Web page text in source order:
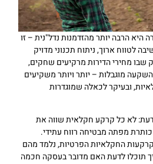
הרבה יותר מהזדמנות נדל"נית – זו
ארוך, ניתוח תכנוני מדויק
שבו מחירי הדירות מרקיעים שחקים,
מוגבלות – יותר ויותר משקיעים
ובעיקר לכאלה שמוגדרות
לא כל קרקע חקלאית שווה את
מפתה מבטיחה רווח עתידי.
החקלאיות הפרטיות, נלמד מהם
תוכלו לדעת האם מדובר בעסקה חכמה